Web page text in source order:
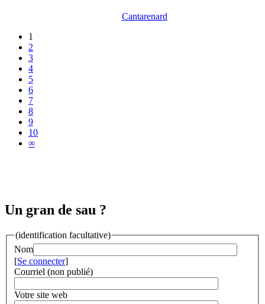
Cantarenard
1
2
3
4
5
6
7
8
9
10
∞
Un gran de sau ?
(identification facultative)
Nom
[Se connecter]
Courriel (non publié)
Votre site web